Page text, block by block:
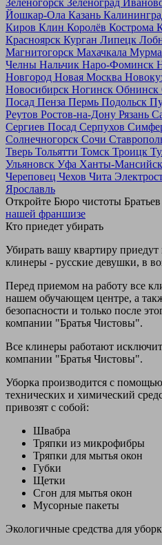
Зеленогорск Зеленоград
Йошкар-Ола Казань
Киров Клин Королёв Кострома
Красноярск Курган Липецк
Магнитогорск Махачкала
Челны Нальчик Наро-Фоминск
Новгород Новая Москва
Новосибирск Ногинск Обнинск
Посад Пенза Пермь Подольск
Реутов Ростов-на-Дону Рязань
Сергиев Посад Серпухов
Солнечногорск Сочи
Тверь Тольятти Томск Троицк
Ульяновск Уфа Ханты-Мансийск
Череповец Чехов Чита
Ярославль
Откройте Бюро чистоты
нашей франшизе
Кто приедет убирать
Убирать вашу квартиру
клинеры - русские девушки, в
Перед приемом на работу все
нашем обучающем центре, а
безопасности и только после
компании "Братья Чистовы".
Все клинеры работают
компании "Братья Чистовы".
Уборка производится с
технических и химический
привозят с собой:
Швабра
Тряпки из микрофибры
Тряпки для мытья окон
Губки
Щетки
Сгон для мытья окон
Мусорные пакеты
Экологичные средства для